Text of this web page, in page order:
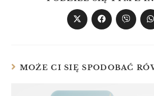
MOŻE CI SIĘ SPODOBAĆ